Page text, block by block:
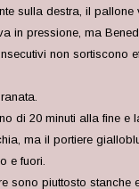
sulla destra, il
in pressione, ma
non sortiscono
di 20 minuti alla fine e
ma il portiere
e fuori.
piuttosto stanche